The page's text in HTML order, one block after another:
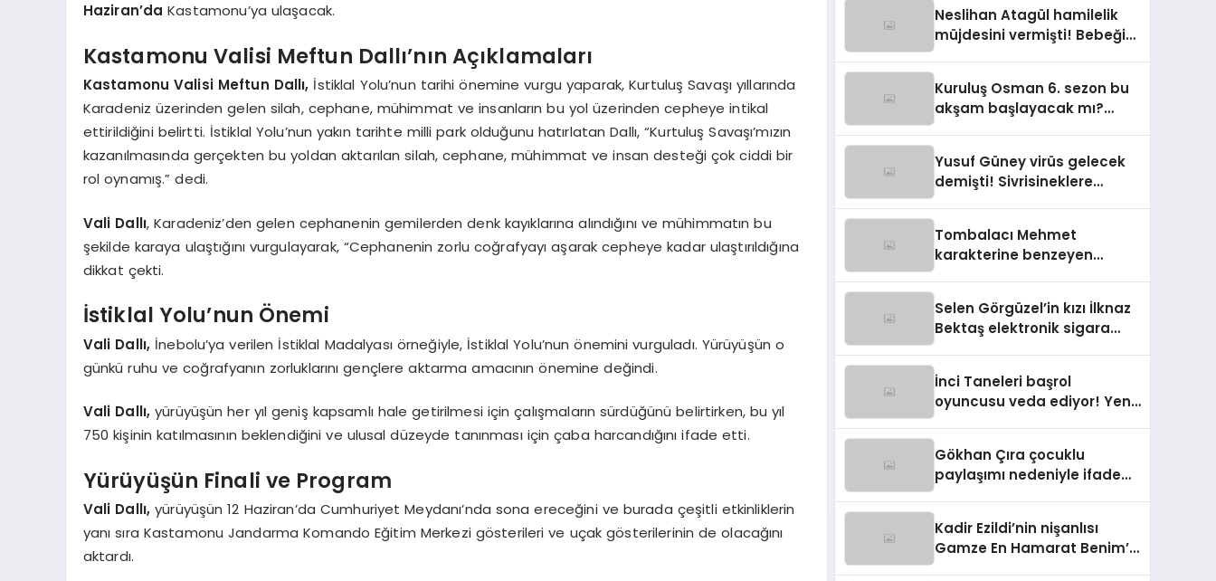
Haziran’da Kastamonu’ya ulaşacak.
Kastamonu Valisi Meftun Dallı’nın Açıklamaları
Kastamonu Valisi Meftun Dallı, İstiklal Yolu’nun tarihi önemine vurgu yaparak, Kurtuluş Savaşı yıllarında
Karadeniz üzerinden gelen silah, cephane, mühimmat ve insanların bu yol üzerinden cepheye intikal
ettirildiğini belirtti. İstiklal Yolu’nun yakın tarihte milli park olduğunu hatırlatan Dallı, “Kurtuluş Savaşı’mızın
kazanılmasında gerçekten bu yoldan aktarılan silah, cephane, mühimmat ve insan desteği çok ciddi bir
rol oynamış.” dedi.
Vali Dallı, Karadeniz’den gelen cephanenin gemilerden denk kayıklarına alındığını ve mühimmatın bu
şekilde karaya ulaştığını vurgulayarak, “Cephanenin zorlu coğrafyayı aşarak cepheye kadar ulaştırıldığına
dikkat çekti.
İstiklal Yolu’nun Önemi
Vali Dallı, İnebolu’ya verilen İstiklal Madalyası örneğiyle, İstiklal Yolu’nun önemini vurguladı. Yürüyüşün o
günkü ruhu ve coğrafyanın zorluklarını gençlere aktarma amacının önemine değindi.
Vali Dallı, yürüyüşün her yıl geniş kapsamlı hale getirilmesi için çalışmaların sürdüğünü belirtirken, bu yıl
750 kişinin katılmasının beklendiğini ve ulusal düzeyde tanınması için çaba harcandığını ifade etti.
Yürüyüşün Finali ve Program
Vali Dallı, yürüyüşün 12 Haziran’da Cumhuriyet Meydanı’nda sona ereceğini ve burada çeşitli etkinliklerin
yanı sıra Kastamonu Jandarma Komando Eğitim Merkezi gösterileri ve uçak gösterilerinin de olacağını
aktardı.
Neslihan Atagül hamilelik
müjdesini vermişti! Bebeğin
Kuruluş Osman 6. sezon bu
akşam başlayacak mı?
Yusuf Güney virüs gelecek
demişti! Sivrisineklere
Tombalacı Mehmet
karakterine benzeyen
Selen Görgüzel’in kızı İlknaz
Bektaş elektronik sigara
İnci Taneleri başrol
oyuncusu veda ediyor! Yeni
Gökhan Çıra çocuklu
paylaşımı nedeniyle ifade
Kadir Ezildi’nin nişanlısı
Gamze En Hamarat Benim’e